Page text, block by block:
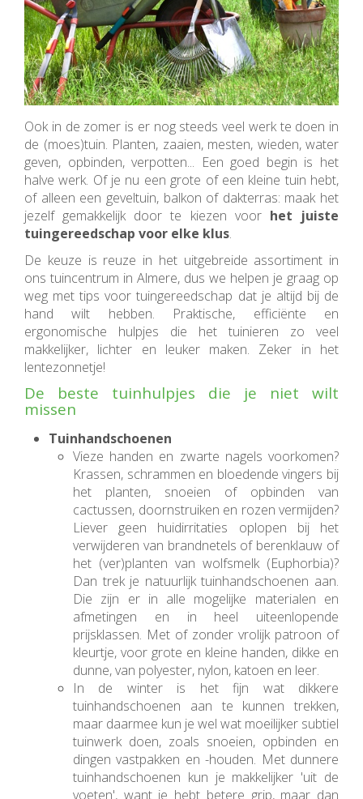
Ook in de zomer is er nog steeds veel werk te doen in
de (moes)tuin. Planten, zaaien, mesten, wieden, water
geven, opbinden, verpotten... Een goed begin is het
halve werk. Of je nu een grote of een kleine tuin hebt,
of alleen een geveltuin, balkon of dakterras: maak het
jezelf gemakkelijk door te kiezen voor het juiste
tuingereedschap voor elke klus.
De keuze is reuze in het uitgebreide assortiment in
ons tuincentrum in Almere, dus we helpen je graag op
weg met tips voor tuingereedschap dat je altijd bij de
hand wilt hebben. Praktische, efficiënte en
ergonomische hulpjes die het tuinieren zo veel
makkelijker, lichter en leuker maken. Zeker in het
lentezonnetje!
De beste tuinhulpjes die je niet wilt
missen
Tuinhandschoenen
Vieze handen en zwarte nagels voorkomen?
Krassen, schrammen en bloedende vingers bij
het planten, snoeien of opbinden van
cactussen, doornstruiken en rozen vermijden?
Liever geen huidirritaties oplopen bij het
verwijderen van brandnetels of berenklauw of
het (ver)planten van wolfsmelk (Euphorbia)?
Dan trek je natuurlijk tuinhandschoenen aan.
Die zijn er in alle mogelijke materialen en
afmetingen en in heel uiteenlopende
prijsklassen. Met of zonder vrolijk patroon of
kleurtje, voor grote en kleine handen, dikke en
dunne, van polyester, nylon, katoen en leer.
In de winter is het fijn wat dikkere
tuinhandschoenen aan te kunnen trekken,
maar daarmee kun je wel wat moeilijker subtiel
tuinwerk doen, zoals snoeien, opbinden en
dingen vastpakken en -houden. Met dunnere
tuinhandschoenen kun je makkelijker 'uit de
voeten', want je hebt betere grip, maar dan